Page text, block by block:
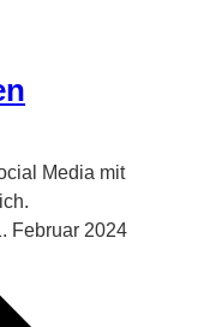
Media mit
Februar 2024